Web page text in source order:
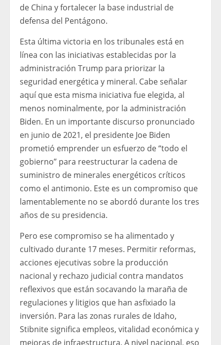
de China y fortalecer la base industrial de
defensa del Pentágono.
Esta última victoria en los tribunales está en
línea con las iniciativas establecidas por la
administración Trump para priorizar la
seguridad energética y mineral. Cabe señalar
aquí que esta misma iniciativa fue elegida, al
menos nominalmente, por la administración
Biden. En un importante discurso pronunciado
en junio de 2021, el presidente Joe Biden
prometió emprender un esfuerzo de “todo el
gobierno” para reestructurar la cadena de
suministro de minerales energéticos críticos
como el antimonio. Este es un compromiso que
lamentablemente no se abordó durante los tres
años de su presidencia.
Pero ese compromiso se ha alimentado y
cultivado durante 17 meses. Permitir reformas,
acciones ejecutivas sobre la producción
nacional y rechazo judicial contra mandatos
reflexivos que están socavando la maraña de
regulaciones y litigios que han asfixiado la
inversión. Para las zonas rurales de Idaho,
Stibnite significa empleos, vitalidad económica y
mejoras de infraestructura. A nivel nacional, eso